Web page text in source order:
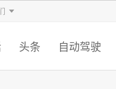
智猩猩
头条 自动驾驶